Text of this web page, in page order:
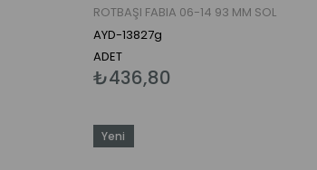
ROTBAŞI FABIA 06-14 93 MM SOL
AYD-13827g
ADET
₺436,80
Yeni